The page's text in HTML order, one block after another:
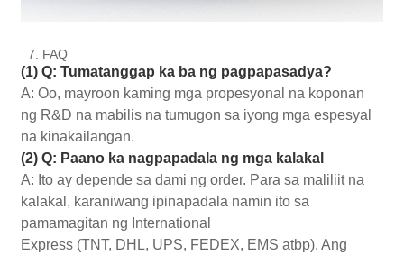
7. FAQ
(1) Q: Tumatanggap ka ba ng pagpapasadya?
A: Oo, mayroon kaming mga propesyonal na koponan
ng R&D na mabilis na tumugon sa iyong mga espesyal
na kinakailangan.
(2) Q: Paano ka nagpapadala ng mga kalakal
A: Ito ay depende sa dami ng order. Para sa maliliit na
kalakal, karaniwang ipinapadala namin ito sa
pamamagitan ng International
Express (TNT, DHL, UPS, FEDEX, EMS atbp). Ang